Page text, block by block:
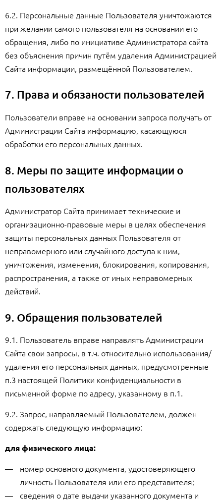
6.2. Персональные данные Пользователя уничтожаются
при желании самого пользователя на основании его
обращения, либо по инициативе Администратора сайта
без объяснения причин путём удаления Администрацией
Сайта информации, размещённой Пользователем.
7. Права и обязаности пользователей
Пользователи вправе на основании запроса получать от
Администрации Сайта информацию, касающуюся
обработки его персональных данных.
8. Меры по защите информации о
пользователях
Администратор Сайта принимает технические и
организационно-правовые меры в целях обеспечения
защиты персональных данных Пользователя от
неправомерного или случайного доступа к ним,
уничтожения, изменения, блокирования, копирования,
распространения, а также от иных неправомерных
действий.
9. Обращения пользователей
9.1. Пользователь вправе направлять Администрации
Сайта свои запросы, в т.ч. относительно использования/
удаления его персональных данных, предусмотренные
п.3 настоящей Политики конфиденциальности в
письменной форме по адресу, указанному в п.1.
9.2. Запрос, направляемый Пользователем, должен
содержать следующую информацию:
для физического лица:
номер основного документа, удостоверяющего
личность Пользователя или его представителя;
сведения о дате выдачи указанного документа и